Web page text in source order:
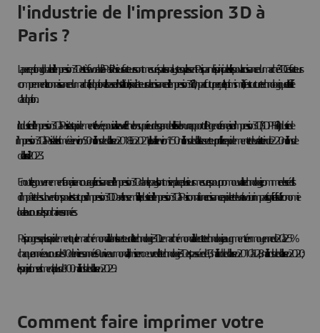
l'industrie de l'impression 3D à
Paris ?
La perception globale de l'impression 3D est très favorable à Paris. Plusieurs facteurs sont mesurés par les analystes qui classent Paris parmi les principales villes pour la croissance du marché 3D. Ces facteurs
comprennent la connaissance du marché, l'adoption et la base d'installation, les indicateurs de croissance de l'impression 3D, l'impact futur perçu et l'optimisme, l'infrastructure technologique et la facilité
d'adoption.
L'industrie de l'impression 3D à Paris s'est rapidement élevée pour rivaliser avec l'échelon supérieur des grandes villes. Selon un rapport de l'Agence française d'impression 3D (3DPFA), l'industrie de
l'impression 3D à Paris était estimée à environ 50 millions de dollars en 2018. En 2021, elle valait environ 150 millions de dollars. Le secteur prolifère rapidement et devrait atteindre 220 millions de
dollars d'ici 2023.
En outre, le gouvernement français a encouragé la croissance de l'impression 3D dans le pays. Ils ont mis en place plusieurs mesures pour promouvoir la technologie, comme des crédits
d'impôt et des subventions pour les startups d'impression 3D. Dans l'ensemble, l'industrie de l'impression 3D à Paris connaît une croissance rapide et devrait avoir un impact significatif sur l'économie
locale au cours des prochaines années.
Paris progresse plus rapidement que le marché mondial dans le secteur de la technologie 3D. Le marché mondial de cette technologie a augmenté en moyenne de 20 à 25 %
chaque année au cours des 10 dernières années. Au niveau mondial, la mise en œuvre de la technologie 3D est passée de 1,3 milliard de dollars en 2010 à 12,8 milliards de dollars en 2020 ;
les projections estiment à plus de 100 milliards de dollars en 2029.
Comment faire imprimer votre